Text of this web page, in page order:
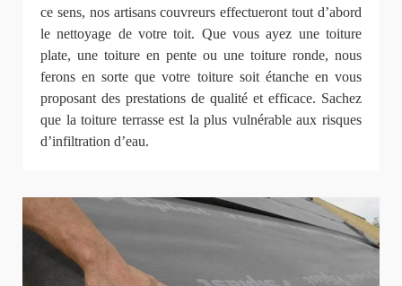
ce sens, nos artisans couvreurs effectueront tout d’abord
le nettoyage de votre toit. Que vous ayez une toiture
plate, une toiture en pente ou une toiture ronde, nous
ferons en sorte que votre toiture soit étanche en vous
proposant des prestations de qualité et efficace. Sachez
que la toiture terrasse est la plus vulnérable aux risques
d’infiltration d’eau.